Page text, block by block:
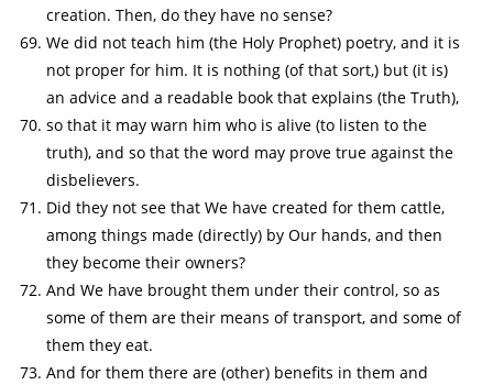
creation. Then, do they have no sense?
We did not teach him (the Holy Prophet) poetry, and it is
not proper for him. It is nothing (of that sort,) but (it is)
an advice and a readable book that explains (the Truth),
so that it may warn him who is alive (to listen to the
truth), and so that the word may prove true against the
disbelievers.
Did they not see that We have created for them cattle,
among things made (directly) by Our hands, and then
they become their owners?
And We have brought them under their control, so as
some of them are their means of transport, and some of
them they eat.
And for them there are (other) benefits in them and